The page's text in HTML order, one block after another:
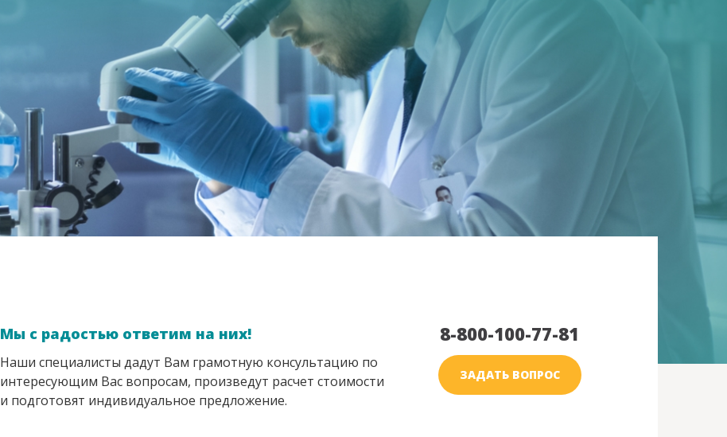
Мы с радостью ответим на них!
Наши специалисты дадут Вам грамотную консультацию по
интересующим Вас вопросам, произведут расчет стоимости
и подготовят индивидуальное предложение.
8-800-100-77-81
ЗАДАТЬ ВОПРОС